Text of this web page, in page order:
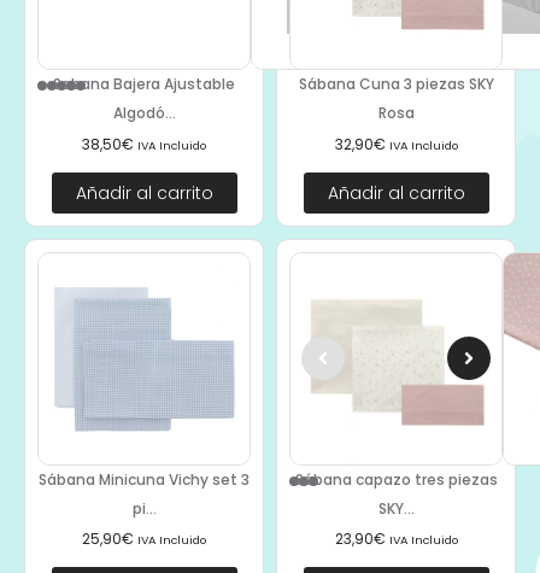
Sabana Bajera Ajustable
Algodó...
38,50€ IVA Incluido
Añadir al carrito
Sábana Cuna 3 piezas SKY
Rosa
32,90€ IVA Incluido
Añadir al carrito
Sábana Minicuna Vichy set 3
pi...
25,90€ IVA Incluido
Sábana capazo tres piezas
SKY...
23,90€ IVA Incluido